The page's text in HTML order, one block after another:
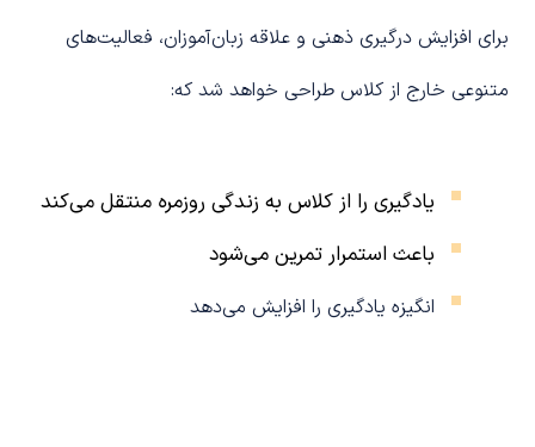
برای افزایش درگیری ذهنی و علاقه زبان‌آموزان، فعالیت‌های
متنوعی خارج از کلاس طراحی خواهد شد که:
یادگیری را از کلاس به زندگی روزمره منتقل می‌کند
باعث استمرار تمرین می‌شود
انگیزه یادگیری را افزایش می‌دهد